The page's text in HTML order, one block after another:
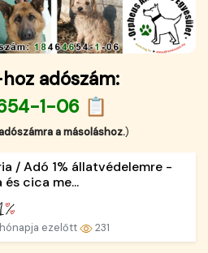
adószám:
1-06 📋
a másoláshoz.)
/ Adó 1% állatvédelemre -
és cica me...
ezelőtt 231